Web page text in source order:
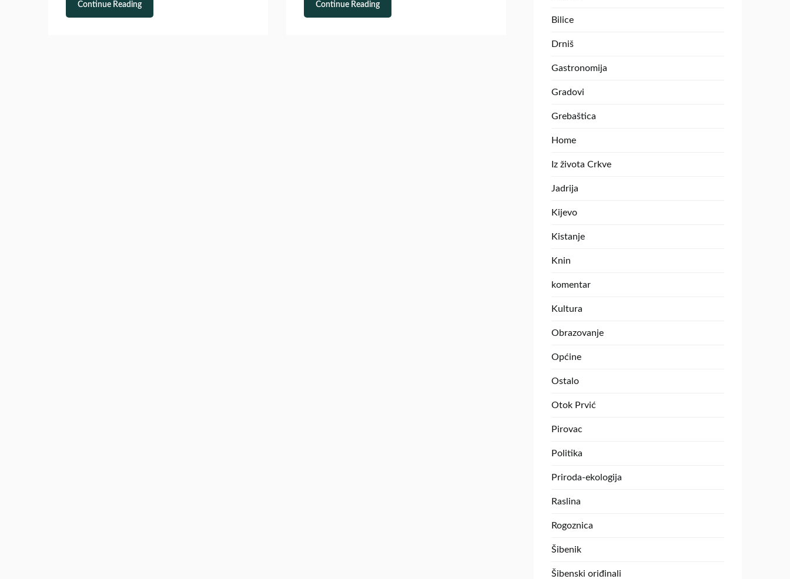
Continue Reading Continue Reading
Bilice
Drniš
Gastronomija
Gradovi
Grebaštica
Home
Iz života Crkve
Jadrija
Kijevo
Kistanje
Knin
komentar
Kultura
Obrazovanje
Općine
Ostalo
Otok Prvić
Pirovac
Politika
Priroda-ekologija
Raslina
Rogoznica
Šibenik
Šibenski oriđinali